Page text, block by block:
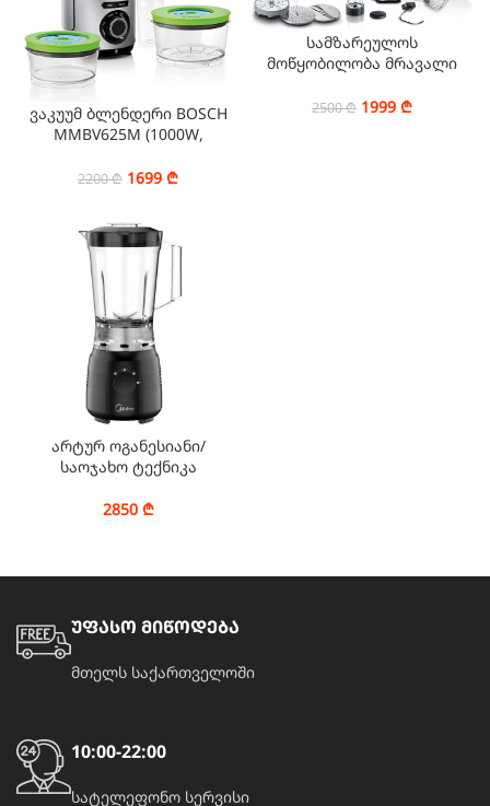
ვაკუუმ ბლენდერი BOSCH
MMBV625M (1000W,
2200₾ 1699 ₾
სამზარეულოს
მოწყობილობა მრავალი
1000W
2500₾ 1999 ₾
არტურ ოგანესიანი/
საოჯახო ტექნიკა
2850 ₾
უფასო მიწოდება
მთელს საქართველოში
10:00-22:00
სატელეფონო სერვისი